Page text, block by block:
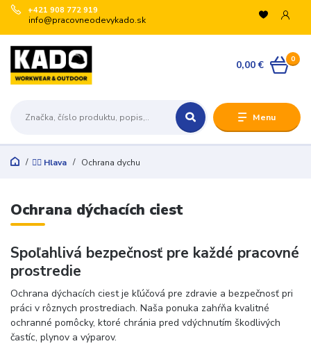
Menu
+421 908 772 919
info@pracovneodevykado.sk
0
0,00 €
👷‍♂️ Hlava Ochrana dychu
Ochrana dýchacích ciest
Spoľahlivá bezpečnosť pre každé pracovné
prostredie
Ochrana dýchacích ciest je kľúčová pre zdravie a bezpečnosť pri
práci v rôznych prostrediach. Naša ponuka zahŕňa kvalitné
ochranné pomôcky, ktoré chránia pred vdýchnutím škodlivých
častíc, plynov a výparov.
VYUŽITE ZĽAVY
🏷️ -10 % pre registrovaných na vybrané značky
(ARTRA, ARDON, VM, BENNON, ATG, B-WELL, GIBLOR’S
🛒 Množstevné zľavy v košíku:
€200 → -5 %
€500 → -10 %
€1 000 → -15 %
Registrujte sa: